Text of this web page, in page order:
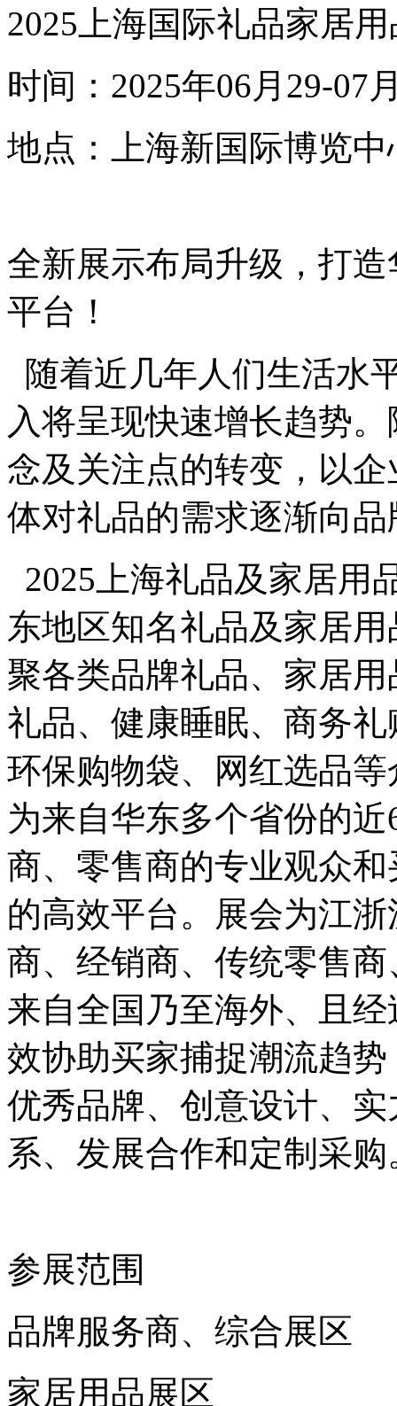
2025上海国际礼品家居
时间：2025年06月29-07
地点：上海新国际博览中
全新展示布局升级，打
平台！
随着近几年人们生活水
入将呈现快速增长趋势
念及关注点的转变，以
体对礼品的需求逐渐向
2025上海礼品及家居用
东地区知名礼品及家居
聚各类品牌礼品、家居
礼品、健康睡眠、商务
环保购物袋、网红选品
为来自华东多个省份的
商、零售商的专业观众
的高效平台。展会为江
商、经销商、传统零售
来自全国乃至海外、且
效协助买家捕捉潮流趋
优秀品牌、创意设计、
系、发展合作和定制采购
参展范围
品牌服务商、综合展区
家居用品展区